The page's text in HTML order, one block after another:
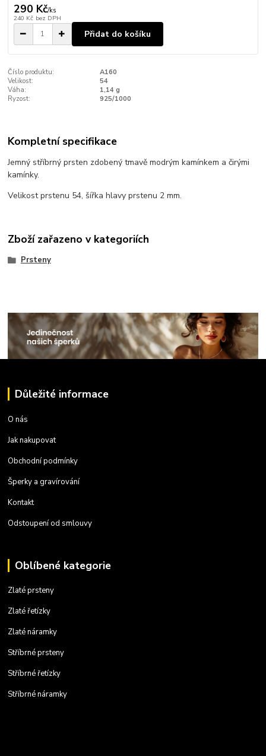
290 Kč/ks
240 Kč bez DPH
Přidat do košíku
Číslo produktu:
A160
Velikost:
54
Váha:
1,14 g
Ryzost:
925/1000
Kompletní specifikace
Jemný stříbrný prsten zdobený tmavě modrým kamínkem a čirými
kamínky.
Velikost prstenu 54, šířka hlavy prstenu 2 mm.
Zboží zařazeno v kategoriích
Prsteny
Důležité informace
O nás
Jak nakupovat
Obchodní podmínky
Šperky a gravírování
Kontakt
Odstoupení od smlouvy
Oblíbené kategorie
Zlaté prsteny
Zlaté řetízky
Zlaté náramky
Stříbrné prsteny
Stříbrné řetízky
Stříbrné náramky